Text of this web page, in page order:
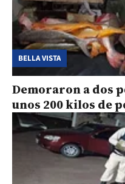
BELLA VISTA
Demoraron a dos
unos 200 kilos de